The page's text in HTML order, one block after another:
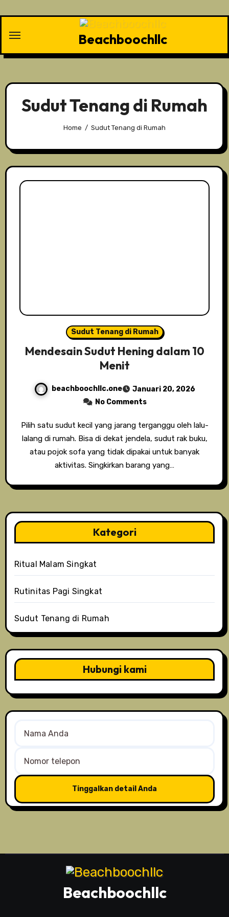
content
Beachboochllc
Sudut Tenang di Rumah
Home Sudut Tenang di Rumah
Sudut Tenang di Rumah
Mendesain Sudut Hening dalam 10
Menit
beachboochllc.one
Januari 20, 2026
No Comments
Pilih satu sudut kecil yang jarang terganggu oleh lalu-
lalang di rumah. Bisa di dekat jendela, sudut rak buku,
atau pojok sofa yang tidak dipakai untuk banyak
aktivitas. Singkirkan barang yang…
Kategori
Ritual Malam Singkat
Rutinitas Pagi Singkat
Sudut Tenang di Rumah
Hubungi kami
Beachboochllc